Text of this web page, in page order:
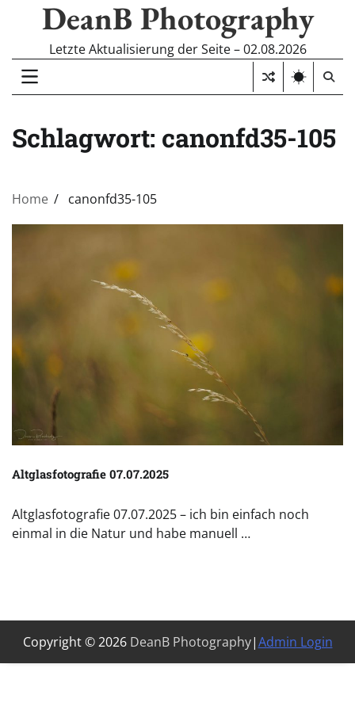
DeanB Photography
Letzte Aktualisierung der Seite – 02.08.2026
Schlagwort: canonfd35-105
Home canonfd35-105
Altglasfotografie 07.07.2025
Altglasfotografie 07.07.2025 – ich bin einfach noch
einmal in die Natur und habe manuell …
Copyright © 2026 DeanB Photography|Admin Login